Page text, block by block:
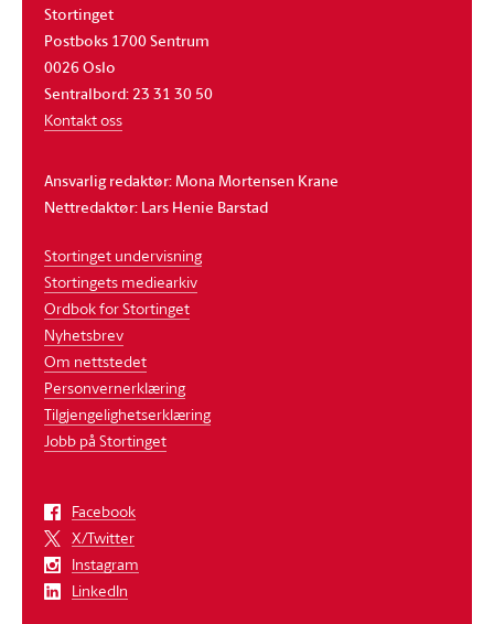
Stortinget
Postboks 1700 Sentrum
0026 Oslo
Sentralbord: 23 31 30 50
Kontakt oss
Ansvarlig redaktør: Mona Mortensen Krane
Nettredaktør: Lars Henie Barstad
Stortinget undervisning
Stortingets mediearkiv
Ordbok for Stortinget
Nyhetsbrev
Om nettstedet
Personvernerklæring
Tilgjengelighetserklæring
Jobb på Stortinget
Facebook
X/Twitter
Instagram
LinkedIn